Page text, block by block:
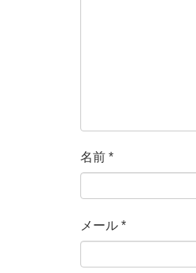
名前 *
メール *